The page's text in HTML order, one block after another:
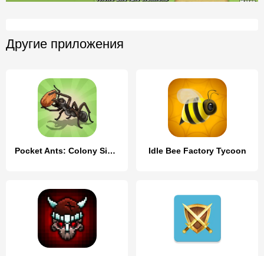
Другие приложения
Pocket Ants: Colony Simulator Idle Bee Factory Tycoon